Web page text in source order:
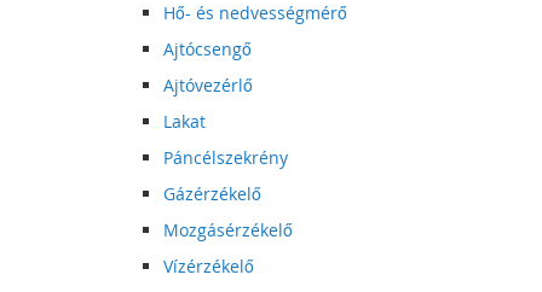
Hő- és nedvességmérő
Ajtócsengő
Ajtóvezérlő
Lakat
Páncélszekrény
Gázérzékelő
Mozgásérzékelő
Vízérzékelő